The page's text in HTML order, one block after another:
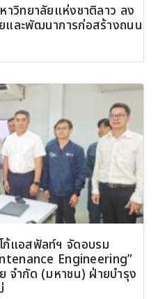
วิทยาลัยแห่งชาติลาว ลง
และพัฒนาการก่อสร้างถนน
ก้แอสฟัลท์ฯ จัดอบรม
Engineering”
จำกัด (มหาชน) ฝ่ายบำรุง